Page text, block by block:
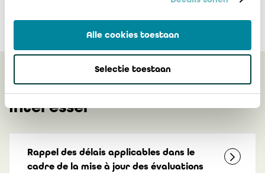
Alle cookies toestaan
Selectie toestaan
Peut également vous
intéresser
Rappel des délais applicables dans le
cadre de la mise à jour des évaluations